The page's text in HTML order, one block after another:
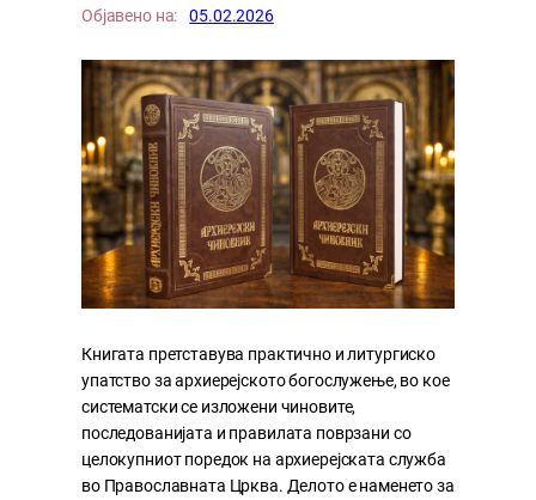
Објавено на: 05.02.2026
Книгата претставува практично и литургиско
упатство за архиерејското богослужење, во кое
систематски се изложени чиновите,
последованијата и правилата поврзани со
целокупниот поредок на архиерејската служба
во Православната Црква. Делото е наменето за